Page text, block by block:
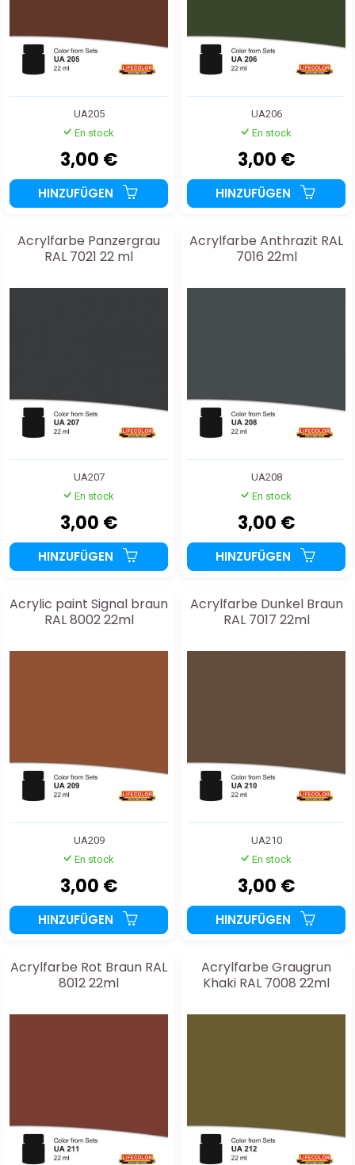
UA205
En stock
3,00 €
HINZUFÜGEN
UA206
En stock
3,00 €
HINZUFÜGEN
Acrylfarbe Panzergrau
RAL 7021 22 ml
UA207
En stock
3,00 €
HINZUFÜGEN
Acrylfarbe Anthrazit RAL
7016 22ml
UA208
En stock
3,00 €
HINZUFÜGEN
Acrylic paint Signal braun
RAL 8002 22ml
UA209
En stock
3,00 €
HINZUFÜGEN
Acrylfarbe Dunkel Braun
RAL 7017 22ml
UA210
En stock
3,00 €
HINZUFÜGEN
Acrylfarbe Rot Braun RAL
8012 22ml
Acrylfarbe Graugrun
Khaki RAL 7008 22ml